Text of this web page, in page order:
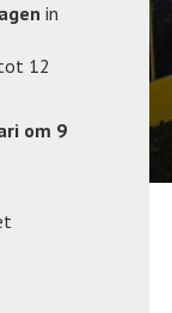
in
12
om 9